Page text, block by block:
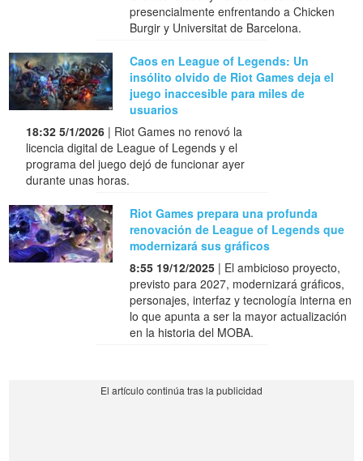
presencialmente enfrentando a Chicken
Burgir y Universitat de Barcelona.
Caos en League of Legends: Un
insólito olvido de Riot Games deja el
juego inaccesible para miles de
usuarios
18:32 5/1/2026 | Riot Games no renovó la
licencia digital de League of Legends y el
programa del juego dejó de funcionar ayer
durante unas horas.
Riot Games prepara una profunda
renovación de League of Legends que
modernizará sus gráficos
8:55 19/12/2025 | El ambicioso proyecto,
previsto para 2027, modernizará gráficos,
personajes, interfaz y tecnología interna en
lo que apunta a ser la mayor actualización
en la historia del MOBA.